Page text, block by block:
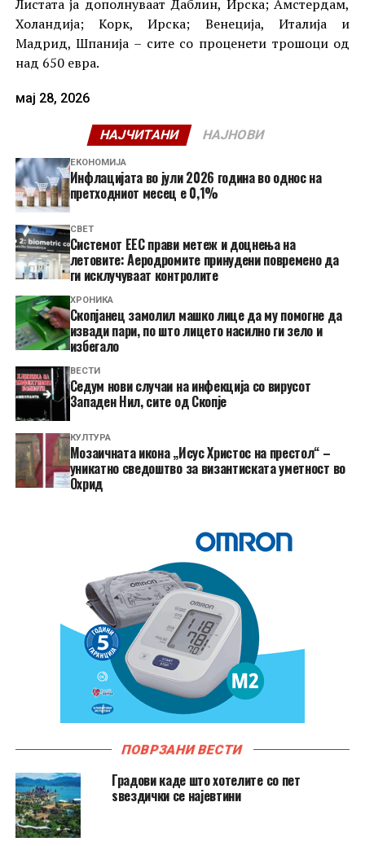
Листата ја дополнуваат Даблин, Ирска; Амстердам,
Холандија; Корк, Ирска; Венеција, Италија и
Мадрид, Шпанија – сите со проценети трошоци од
над 650 евра.
мај 28, 2026
НАЈЧИТАНИ НАЈНОВИ
ЕКОНОМИЈА
Инфлацијата во јули 2026 година во однос на
претходниот месец е 0,1%
СВЕТ
Системот ЕЕС прави метеж и доцнења на
летовите: Аеродромите принудени повремено да
ги исклучуваат контролите
ХРОНИКА
Скопјанец замолил машко лице да му помогне да
извади пари, по што лицето насилно ги зело и
избегало
ВЕСТИ
Седум нови случаи на инфекција со вирусот
Западен Нил, сите од Скопје
КУЛТУРА
Мозаичната икона „Исус Христос на престол“ –
уникатно сведоштво за византиската уметност во
Охрид
ПОВРЗАНИ ВЕСТИ
Градови каде што хотелите со пет
ѕвездички се најевтини